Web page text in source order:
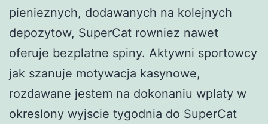
pienieznych, dodawanych na kolejnych
depozytow, SuperCat rowniez nawet
oferuje bezplatne spiny. Aktywni sportowcy
jak szanuje motywacja kasynowe,
rozdawane jestem na dokonaniu wplaty w
okreslony wyjscie tygodnia do SuperCat